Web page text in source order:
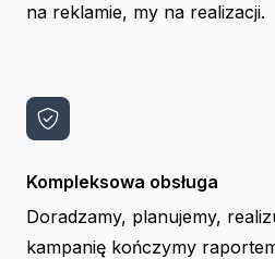
na reklamie, my na realizacji.
Kompleksowa obsługa
Doradzamy, planujemy,
kampanię kończymy